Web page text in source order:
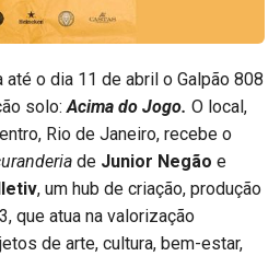
até o dia 11 de abril o Galpão 808
solo:Acima do Jogo. O local,
Rio de Janeiro, recebe o
de Junior Negão e
, um hub de criação, produção
que atua na valorização
de arte, cultura, bem-estar,